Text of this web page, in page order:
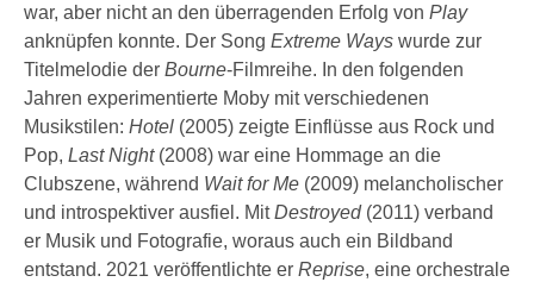
war, aber nicht an den überragenden Erfolg von Play
anknüpfen konnte. Der Song Extreme Ways wurde zur
Titelmelodie der Bourne-Filmreihe. In den folgenden
Jahren experimentierte Moby mit verschiedenen
Musikstilen: Hotel (2005) zeigte Einflüsse aus Rock und
Pop, Last Night(2008) war eine Hommage an die
Clubszene, während Wait for Me (2009) melancholischer
und introspektiver ausfiel. MitDestroyed(2011) verband
er Musik und Fotografie, woraus auch ein Bildband
entstand. 2021 veröffentlichte er Reprise, eine orchestrale